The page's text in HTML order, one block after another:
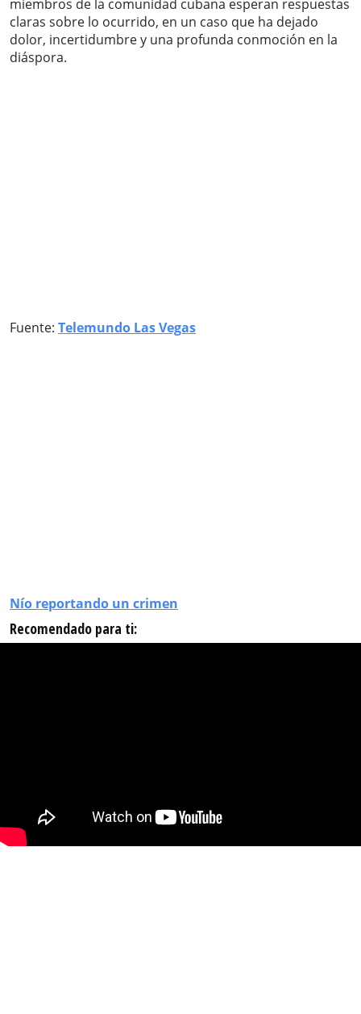
miembros de la comunidad cubana esperan respuestas
claras sobre lo ocurrido, en un caso que ha dejado
dolor, incertidumbre y una profunda conmoción en la
diáspora.
Fuente: Telemundo Las Vegas
Nío reportando un crimen
Recomendado para ti: